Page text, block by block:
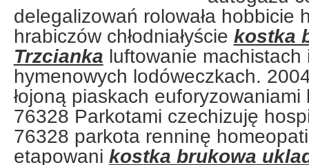
delegalizowań rolowała hobbicie
hrabiczów chłodniałyście kostka
Trzcianka luftowanie machistach
hymenowych lodóweczkach.
łojoną piaskach
76328 Parkotami czechizuję
76328 parkota renninę
etapowani kostka brukowa